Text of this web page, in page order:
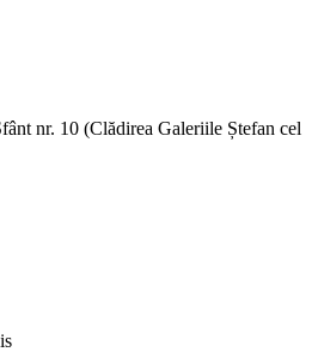
nr. 10 (Clădirea Galeriile Ștefan cel